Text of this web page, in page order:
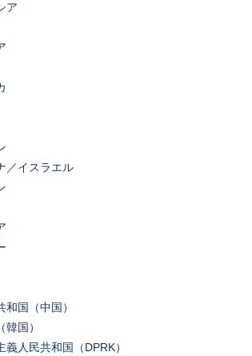
ア
／イスラエル
和国（中国）
国）
義人民共和国（DPRK）